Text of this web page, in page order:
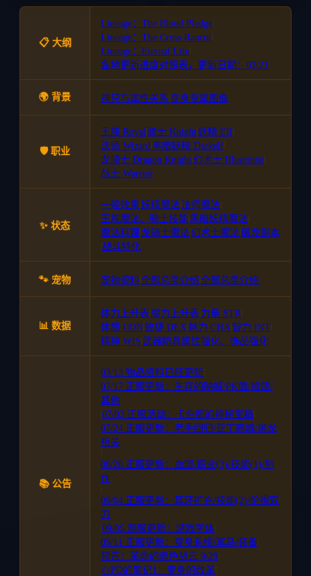
📋 大纲
Lineage：The Blood Pledge
Lineage：The Cross Rancor
Lineage：Eternal Life
各地更新进度对照表，更新日期：02/21
🌍 背景 神只与属性关系 变身专属图像
🛡️ 职业
王族 Royal骑士 Knight妖精 Elf
法师 Wizard黑暗妖精 Darkelf
龙骑士 Dragon Knight幻术士 Illusionist
战士 Warrior
✨ 状态
一般效果妖精魔法 法师魔法
王族魔法、骑士技能黑暗妖精魔法
魔法料理 龙骑士魔法幻术士魔法 屠龙副本
战斗特化
🐾 宠物 宠物资料全部总类介绍 全部总类介绍
📊 数据
体力上升表 魔力上升表 力量 STR
体质 CON敏捷 DEX 魅力 CHA智力 INT
精神 WIS 武器防具属性强化、饰品强化
📚 公告
03/13 物品资料已经更新
07/17 正服更新：生存的呐喊/PK值/旅馆/
其他
07/03 正服活动：卡伯都的神秘宝箱
07/24 正服更新：老手回归/亚丁商城/屠龙
相关
08/28 正服更新：血盟/职业(3)/技能(1)/制
作
09/04 正服更新：耳环扩充/技能(2)/伦得双
刀
09/05 测服更新：游戏字体
09/11 正服更新：变身系统/军马/装备
预告：革命的赤色战云 9/29
心PD的笔记1：变身的改革